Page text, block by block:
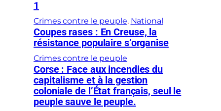
1
Crimes contre le peuple, National
Coupes rases : En Creuse, la
résistance populaire s’organise
Crimes contre le peuple
Corse : Face aux incendies du
capitalisme et à la gestion
coloniale de l’État français, seul le
peuple sauve le peuple.